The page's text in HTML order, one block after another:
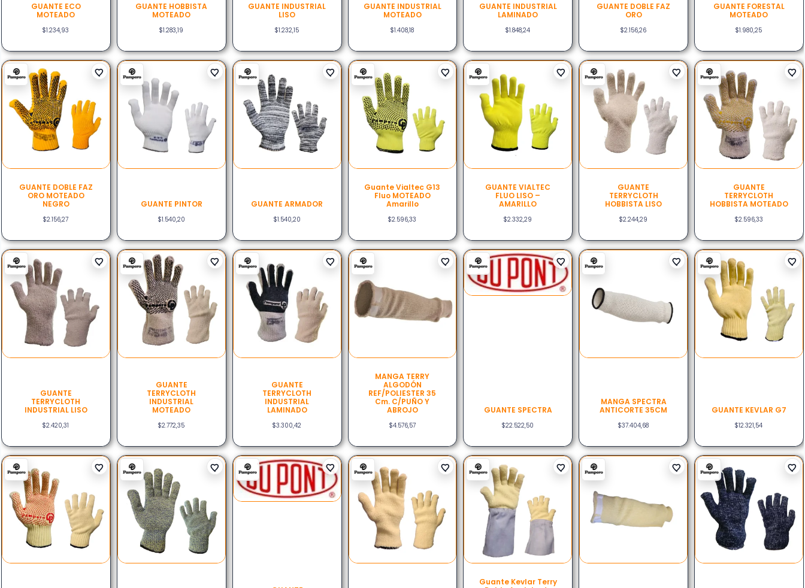
GUANTE ECO
MOTEADO
$1.234,93
GUANTE HOBBISTA
MOTEADO
$1.283,19
GUANTE INDUSTRIAL
LISO
$1.232,15
GUANTE INDUSTRIAL
MOTEADO
$1.408,18
GUANTE INDUSTRIAL
LAMINADO
$1.848,24
GUANTE DOBLE FAZ
ORO
$2.156,26
GUANTE FORESTAL
MOTEADO
$1.980,25
GUANTE DOBLE FAZ
ORO MOTEADO
NEGRO
$2.156,27
GUANTE PINTOR
$1.540,20
GUANTE ARMADOR
$1.540,20
Guante Vialtec G13
Fluo MOTEADO
Amarillo
$2.596,33
GUANTE VIALTEC
FLUO LISO –
AMARILLO
$2.332,29
GUANTE
TERRYCLOTH
HOBBISTA LISO
$2.244,29
GUANTE
TERRYCLOTH
HOBBISTA MOTEADO
$2.596,33
GUANTE
TERRYCLOTH
INDUSTRIAL LISO
$2.420,31
GUANTE
TERRYCLOTH
INDUSTRIAL
MOTEADO
$2.772,35
GUANTE
TERRYCLOTH
INDUSTRIAL
LAMINADO
$3.300,42
MANGA TERRY
ALGODÓN
REF/POLIESTER 35
Cm. C/PUÑO Y
ABROJO
$4.576,57
GUANTE SPECTRA
$22.522,50
MANGA SPECTRA
ANTICORTE 35CM
$37.404,68
GUANTE KEVLAR G7
$12.321,54
Guante Kevlar Terry